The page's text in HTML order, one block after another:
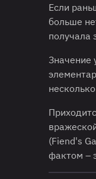
Если
больше
получала
Значение
(Fiend's
фактом –